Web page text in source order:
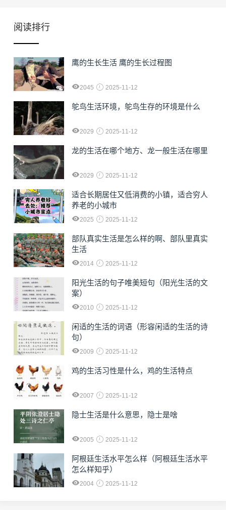
阅读排行
鹰的生长生活 鹰的生长过程图
2045 2025-11-12
鸵鸟生活环境，鸵鸟生存的环境是什么
2029 2025-11-12
龙的生活在哪个地方、龙一般生活在哪里
2029 2025-11-12
适合长期居住又低消费的小镇，适合穷人
养老的小城市
2025 2025-11-12
部队真实生活是怎么样的啊、部队里真实
生活
2014 2025-11-12
阳光生活的句子唯美短句（阳光生活的文
案）
2010 2025-11-12
闲适的生活的词语（形容闲适的生活的诗
句）
2009 2025-11-12
鸡的生活习性是什么，鸡的生活特点
2007 2025-11-12
隐士生活是什么意思，隐士是啥
2005 2025-11-12
阿根廷生活水平怎么样（阿根廷生活水平
怎么样知乎）
2004 2025-11-12